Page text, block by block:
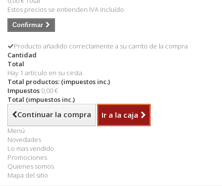
Estos precios se entienden IVA incluído
Confirmar
Producto añadido correctamente a su carrito de la compra
Cantidad
Total
Hay 1 artículo en su cesta.
Total productos: (impuestos inc.)
Impuestos 0,00 €
Total (impuestos inc.)
Continuar la compra Ir a la caja
Menú
Novedades
Lo mas vendido
Promociones
Quienes somos
Mapa del sitio